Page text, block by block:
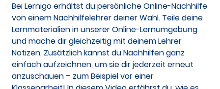
Bei Lernigo erhältst du persönliche Online-Nachhilfe
von einem Nachhilfelehrer deiner Wahl. Teile deine
Lernmaterialien in unserer Online-Lernumgebung
und mache dir gleichzeitig mit deinem Lehrer
Notizen. Zusätzlich kannst du Nachhilfen ganz
einfach aufzeichnen, um sie dir jederzeit erneut
anzuschauen – zum Beispiel vor einer